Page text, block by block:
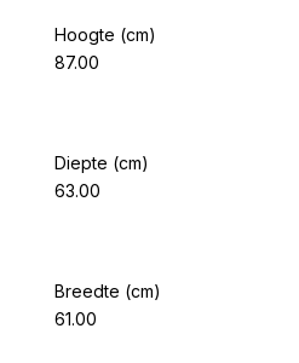
Hoogte (cm)
87.00
Diepte (cm)
63.00
Breedte (cm)
61.00